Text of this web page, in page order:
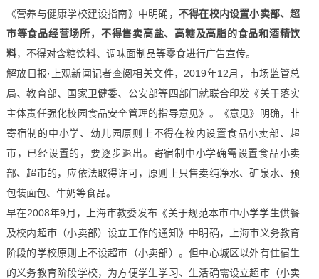
《营养与健康学校建设指南》中明确， 不得在校内设置小卖部、超
市等食品经营场所，不得售卖高盐、高糖及高脂的食品和酒精饮
料，不得对含糖饮料、调味面制品等零食进行广告宣传。
解放日报·上观新闻记者查阅相关文件，2019年12月，市场监管总
局、教育部、国家卫健委、公安部等四部门就联合印发《关于落实
主体责任强化校园食品安全管理的指导意见》。《意见》明确，非
寄宿制的中小学、幼儿园原则上不得在校内设置食品小卖部、超
市，已经设置的，要逐步退出。寄宿制中小学确需设置食品小卖
部、超市的，应依法取得许可，原则上只售卖纯净水、矿泉水、预
包装面包、牛奶等食品。
早在2008年9月，上海市教委发布《关于规范本市中小学学生供餐
及校内超市（小卖部）设立工作的通知》中明确，上海市义务教育
阶段的学校原则上不设超市（小卖部）。但中心城区以外有住宿生
的义务教育阶段学校，为方便学生学习、生活确需设立超市（小卖